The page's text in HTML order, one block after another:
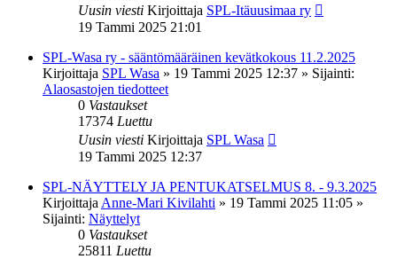
Uusin viesti Kirjoittaja SPL-Itäuusimaa ry
19 Tammi 2025 21:01
SPL-Wasa ry - sääntömääräinen kevätkokous 11.2.2025
Kirjoittaja SPL Wasa » 19 Tammi 2025 12:37 » Sijainti:
Alaosastojen tiedotteet
0 Vastaukset
17374 Luettu
Uusin viesti Kirjoittaja SPL Wasa
19 Tammi 2025 12:37
SPL-NÄYTTELY JA PENTUKATSELMUS 8. - 9.3.2025
Kirjoittaja Anne-Mari Kivilahti » 19 Tammi 2025 11:05 »
Sijainti: Näyttelyt
0 Vastaukset
25811 Luettu